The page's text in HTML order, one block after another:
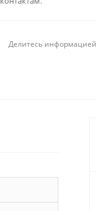
Делитесь информацией